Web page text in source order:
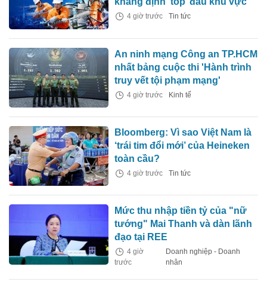
4 giờ trước Tin tức
An ninh mạng Công an TP.HCM
nhất bảng cuộc thi 'Hành trình
truy vết tội phạm mạng'
4 giờ trước Kinh tế
Bloomberg: Vì sao Việt Nam là
‘trái tim đổi mới’ của Heineken
toàn cầu?
4 giờ trước Tin tức
Mức thu nhập tiền tỷ của "nữ
tướng" Mai Thanh và dàn lãnh
đạo tại REE
4 giờ
trước
Doanh nghiệp - Doanh
nhân